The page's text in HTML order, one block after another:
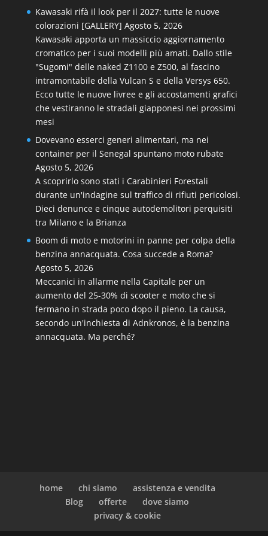
Kawasaki rifà il look per il 2027: tutte le nuove
colorazioni [GALLERY] Agosto 5, 2026
Kawasaki apporta un massiccio aggiornamento
cromatico per i suoi modelli più amati. Dallo stile
"Sugomi" delle naked Z1100 e Z500, al fascino
intramontabile della Vulcan S e della Versys 650.
Ecco tutte le nuove livree e gli accostamenti grafici
che vestiranno le stradali giapponesi nei prossimi
mesi
Dovevano esserci generi alimentari, ma nei
container per il Senegal spuntano moto rubate
Agosto 5, 2026
A scoprirlo sono stati i Carabinieri Forestali
durante un'indagine sul traffico di rifiuti pericolosi.
Dieci denunce e cinque autodemolitori perquisiti
tra Milano e la Brianza
Boom di moto e motorini in panne per colpa della
benzina annacquata. Cosa succede a Roma?
Agosto 5, 2026
Meccanici in allarme nella Capitale per un
aumento del 25-30% di scooter e moto che si
fermano in strada poco dopo il pieno. La causa,
secondo un'inchiesta di Adnkronos, è la benzina
annacquata. Ma perché?
home chi siamo
assistenza e vendita
Blog
offerte
dove siamo
privacy & cookie